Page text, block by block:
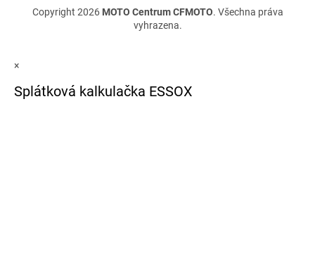
Copyright 2026 MOTO Centrum CFMOTO. Všechna práva
vyhrazena.
×
Splátková kalkulačka ESSOX